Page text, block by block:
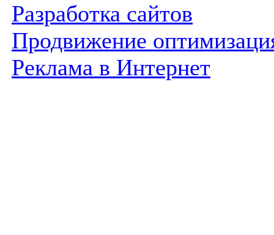
Разработка сайтов
Продвижение
Реклама в Интернет